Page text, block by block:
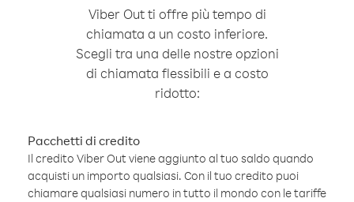
Viber Out ti offre più tempo di
chiamata a un costo inferiore.
Scegli tra una delle nostre opzioni
di chiamata flessibili e a costo
ridotto:
Pacchetti di credito
Il credito Viber Out viene aggiunto al tuo saldo quando
acquisti un importo qualsiasi. Con il tuo credito puoi
chiamare qualsiasi numero in tutto il mondo con le tariffe